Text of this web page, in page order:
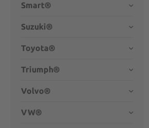
Smart®
Suzuki®
Toyota®
Triumph®
Volvo®
VW®